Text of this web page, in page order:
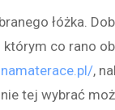
łóżka.
którym co rano
,
tej wybrać